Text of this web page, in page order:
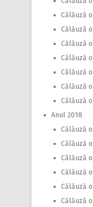
Călăuză
Călăuză
Călăuză
Călăuză
Călăuză
Călăuză
Călăuză
Anul 2018
Călăuză
Călăuză
Călăuză
Călăuză
Călăuză
Călăuză